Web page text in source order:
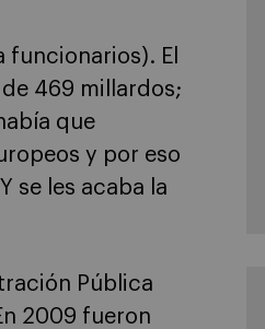
funcionarios). El
469 millardos;
que
y por eso
se les acaba la
Pública
2009 fueron